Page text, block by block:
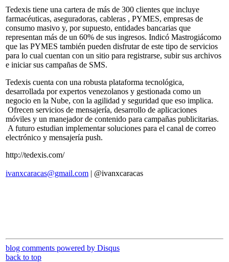
Tedexis tiene una cartera de más de 300 clientes que incluye
farmacéuticas, aseguradoras, cableras , PYMES, empresas de
consumo masivo y, por supuesto, entidades bancarias que
representan más de un 60% de sus ingresos. Indicó Mastrogiácomo
que las PYMES también pueden disfrutar de este tipo de servicios
para lo cual cuentan con un sitio para registrarse, subir sus archivos
e iniciar sus campañas de SMS.
Tedexis cuenta con una robusta plataforma tecnológica,
desarrollada por expertos venezolanos y gestionada como un
negocio en la Nube, con la agilidad y seguridad que eso implica.
Ofrecen servicios de mensajería, desarrollo de aplicaciones
móviles y un manejador de contenido para campañas publicitarias.
A futuro estudian implementar soluciones para el canal de correo
electrónico y mensajería push.
http://tedexis.com/
ivanxcaracas@gmail.com | @ivanxcaracas
blog comments powered by Disqus
back to top